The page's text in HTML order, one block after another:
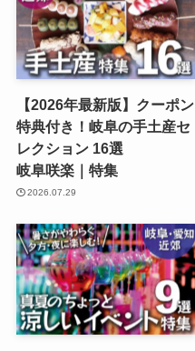
【2026年最新版】クーポン
特典付き！岐阜の手土産セ
レクション 16選
岐阜咲楽｜特集
2026.07.29